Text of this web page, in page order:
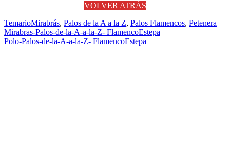
VOLVER ATRÁS
TemarioMirabrás, Palos de la A a la Z, Palos Flamencos, Petenera
Navegación
de
Mirabras-Palos-de-la-A-a-la-Z- FlamencoEstepa
Polo-Palos-de-la-A-a-la-Z- FlamencoEstepa